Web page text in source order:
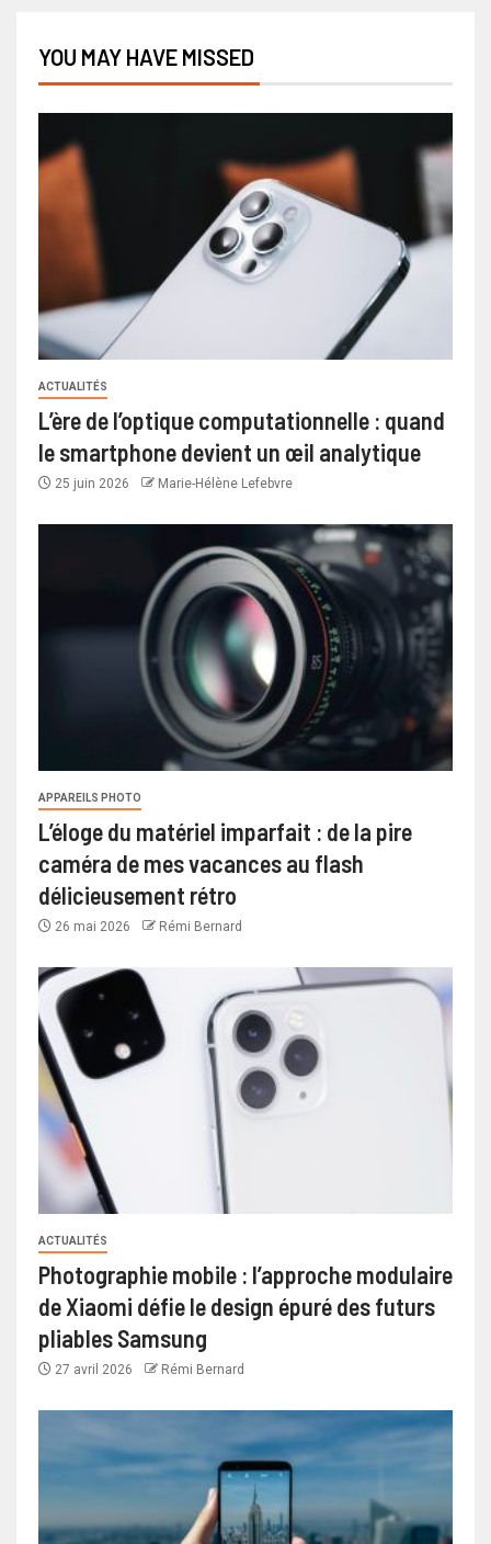
YOU MAY HAVE MISSED
ACTUALITÉS
L’ère de l’optique computationnelle : quand
le smartphone devient un œil analytique
25 juin 2026 Marie-Hélène Lefebvre
APPAREILS PHOTO
L’éloge du matériel imparfait : de la pire
caméra de mes vacances au flash
délicieusement rétro
26 mai 2026 Rémi Bernard
ACTUALITÉS
Photographie mobile : l’approche modulaire
de Xiaomi défie le design épuré des futurs
pliables Samsung
27 avril 2026 Rémi Bernard